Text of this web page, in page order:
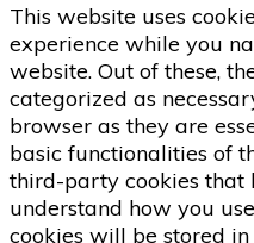
This website uses
experience while you
website. Out of these,
categorized as
browser as they are
basic functionalities of
third-party cookies that
understand how you
cookies will be stored